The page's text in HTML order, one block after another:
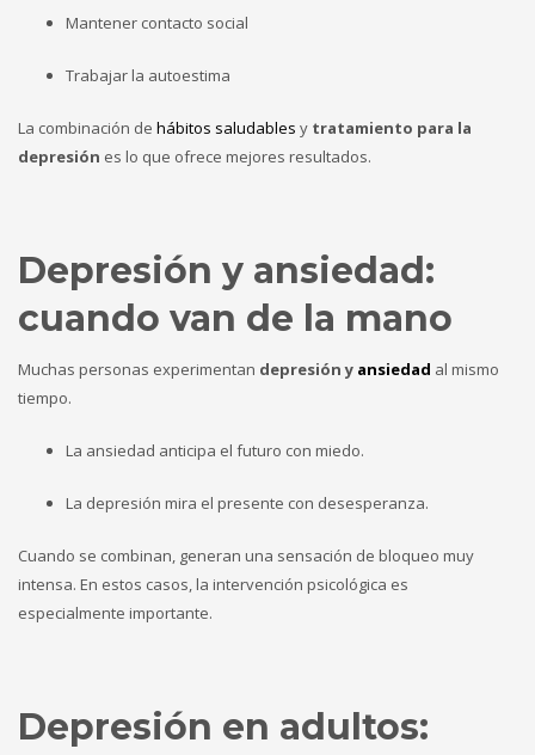
Mantener contacto social
Trabajar la autoestima
La combinación de hábitos saludables y tratamiento para la
depresión es lo que ofrece mejores resultados.
Depresión y ansiedad:
cuando van de la mano
Muchas personas experimentan depresión y ansiedad al mismo
tiempo.
La ansiedad anticipa el futuro con miedo.
La depresión mira el presente con desesperanza.
Cuando se combinan, generan una sensación de bloqueo muy
intensa. En estos casos, la intervención psicológica es
especialmente importante.
Depresión en adultos: